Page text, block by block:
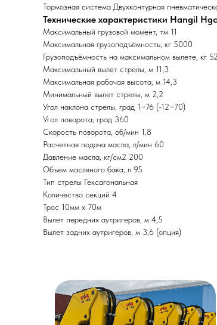
Тормозная система Двухконтурная
Технические характеристики Hangil
Максимальный грузовой момент, тм 11
Максимальная грузоподъёмность, кг 5000
Грузоподъёмность на максимальном вылете, кг
Максимальный вылет стрелы, м 11,3
Максимальная рабочая высота, м 14,3
Минимальный вылет стрелы, м 2,2
Угол наклона стрелы, град 1~76 (-12~70)
Угол поворота, град 360
Скорость поворота, об/мин 1,8
Расчетная подача масла, л/мин 60
Давление масла, кг/см2 200
Объем масляного бака, л 95
Тип стрелы Гексагональная
Количество секций 4
Трос 10мм x 70м
Вылет передних аутригеров, м 4,5
Вылет задних аутригеров, м 3,6 (опция)